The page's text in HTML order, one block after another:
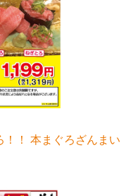
の募集
の方）
！！ 本まぐろざんまい